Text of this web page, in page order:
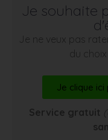
Je souhaite
Je ne veux pas
du
Je clique
Service gratuit